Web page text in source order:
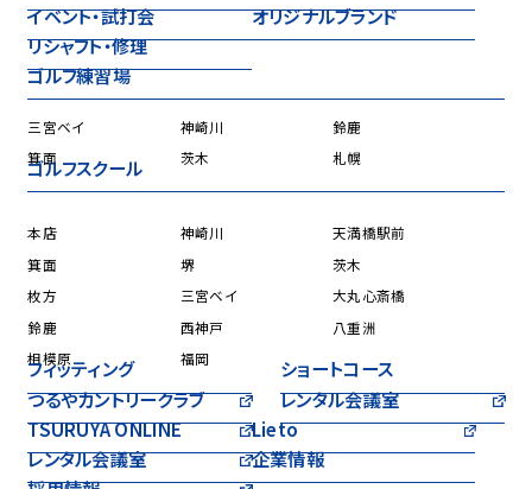
イベント・試打会
オリジナルブランド
リシャフト・修理
ゴルフ練習場
三宮ベイ 神崎川
鈴鹿
箕面
茨木 札幌
ゴルフスクール
本店 神崎川
天満橋駅前
箕面
堺
茨木
枚方
三宮ベイ
大丸心斎橋
鈴鹿
西神戸
八重洲
相模原
福岡
フィッティング
ショートコース
つるやカントリークラブ
レンタル会議室
TSURUYA ONLINE
Lieto
レンタル会議室
企業情報